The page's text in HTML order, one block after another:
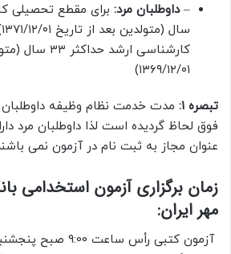
–داوطلبان مرد:
کارشناسی ارشد
۱۳۶۹/۱۲/۰۱)
تبصره ۱:
مدت خدمت نظام وظیفه
فوق لحاظ گردیده است لذا داوطلبان مرد
عنوان مجاز به ثبت نام در آزمون نمی
زمان برگزاری آزمون استخدامی
مهر ایران: